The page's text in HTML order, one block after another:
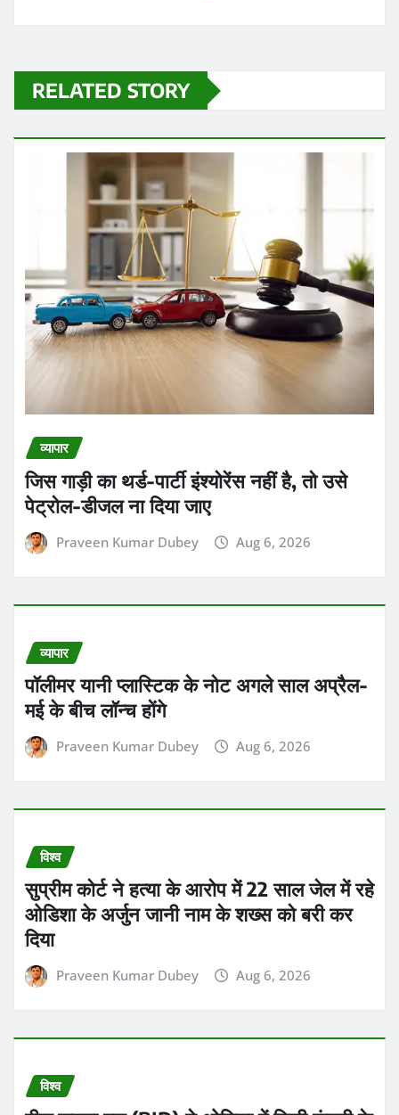
व्यापार
जिस गाड़ी का थर्ड-पार्टी इंश्योरेंस नहीं है, तो उसे
पेट्रोल-डीजल ना दिया जाए
व्यापार
पॉलीमर यानी प्लास्टिक के नोट अगले साल अप्रैल-
मई के बीच लॉन्च होंगे
विश्व
सुप्रीम कोर्ट ने हत्या के आरोप में 22 साल जेल में रहे
ओडिशा के अर्जुन जानी नाम के शख्स को बरी कर
Praveen Kumar Dubey Aug 6, 2026
विश्व
बीजू जनता दल (BJD) ने ओडिशा में निजी कंपनी के
जरिए न्यूक्लियर पावर प्लांट लगाने के कथित
Praveen Kumar Dubey Aug 6, 2026